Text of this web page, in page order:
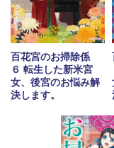
百花宮のお掃除係
６ 転生した新米宮
女、後宮のお悩み解
決します。